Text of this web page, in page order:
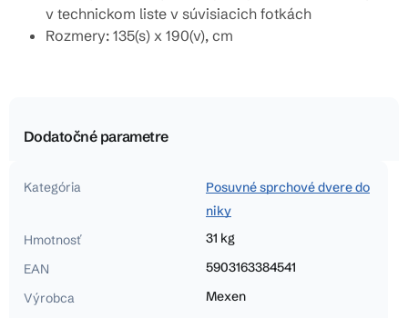
v technickom liste v súvisiacich fotkách
Rozmery: 135(s) x 190(v), cm
Dodatočné parametre
Kategória
Posuvné sprchové dvere do
niky
Hmotnosť
31 kg
EAN
5903163384541
Výrobca
Mexen